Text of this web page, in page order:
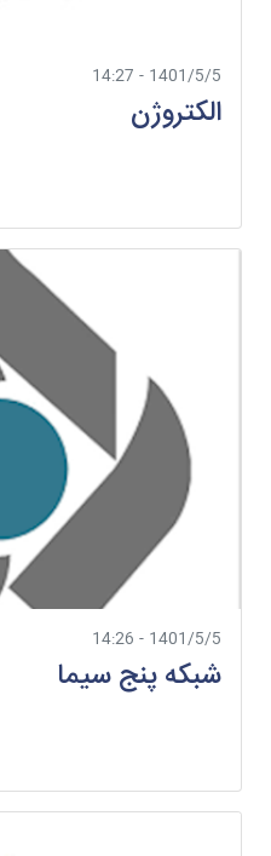
1401/5/5 - 14:27
الکتروژن
1401/5/5 - 14:26
شبکه پنج سیما